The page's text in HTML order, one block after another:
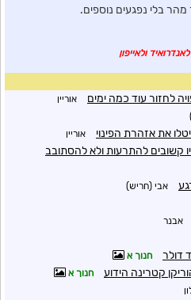
בלי נפגעים נוספים.
ולאייפון
לחזור עוד כמה ימים אוריין
את אזהרת הפינוי אוריין
קשובים להתרעות ולא להסתובב
אבי (חריש)
אבנר
חנוך א
קטרינה הידוע חנוך א